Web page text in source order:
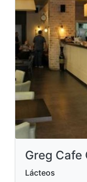
Greg Cafe
Lácteos